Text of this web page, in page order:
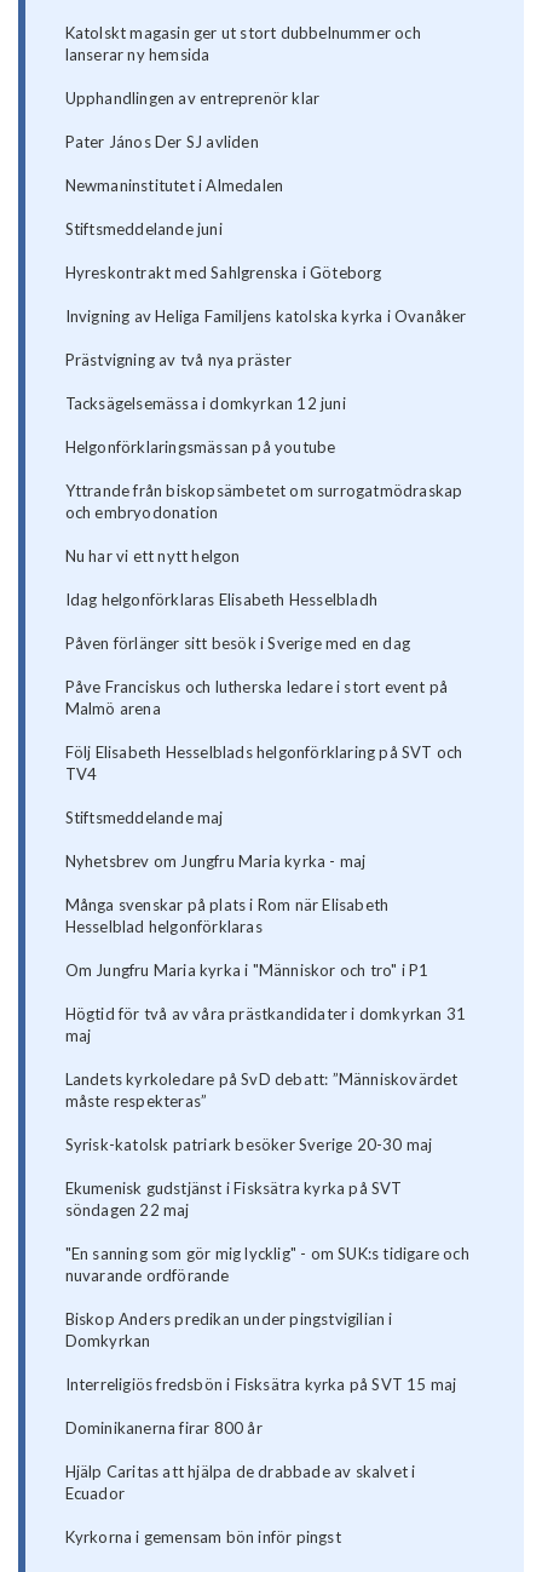
Katolskt magasin ger ut stort dubbelnummer och
lanserar ny hemsida
Upphandlingen av entreprenör klar
Pater János Der SJ avliden
Newmaninstitutet i Almedalen
Stiftsmeddelande juni
Hyreskontrakt med Sahlgrenska i Göteborg
Invigning av Heliga Familjens katolska kyrka i Ovanåker
Prästvigning av två nya präster
Tacksägelsemässa i domkyrkan 12 juni
Helgonförklaringsmässan på youtube
Yttrande från biskopsämbetet om surrogatmödraskap
och embryodonation
Nu har vi ett nytt helgon
Idag helgonförklaras Elisabeth Hesselbladh
Påven förlänger sitt besök i Sverige med en dag
Påve Franciskus och lutherska ledare i stort event på
Malmö arena
Följ Elisabeth Hesselblads helgonförklaring på SVT och
TV4
Stiftsmeddelande maj
Nyhetsbrev om Jungfru Maria kyrka - maj
Många svenskar på plats i Rom när Elisabeth
Hesselblad helgonförklaras
Om Jungfru Maria kyrka i "Människor och tro" i P1
Högtid för två av våra prästkandidater i domkyrkan 31
maj
Landets kyrkoledare på SvD debatt: ”Människovärdet
måste respekteras”
Syrisk-katolsk patriark besöker Sverige 20-30 maj
Ekumenisk gudstjänst i Fisksätra kyrka på SVT
söndagen 22 maj
"En sanning som gör mig lycklig" - om SUK:s tidigare och
nuvarande ordförande
Biskop Anders predikan under pingstvigilian i
Domkyrkan
Interreligiös fredsbön i Fisksätra kyrka på SVT 15 maj
Dominikanerna firar 800 år
Hjälp Caritas att hjälpa de drabbade av skalvet i
Ecuador
Kyrkorna i gemensam bön inför pingst